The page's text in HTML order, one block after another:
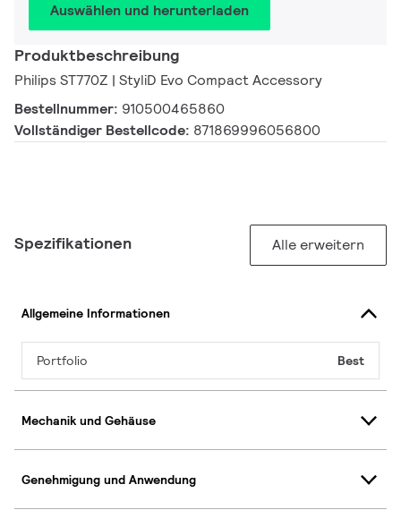
Auswählen und herunterladen
Produktbeschreibung
Philips ST770Z | StyliD Evo Compact Accessory
Bestellnummer: 910500465860
Vollständiger Bestellcode: 871869996056800
Spezifikationen Alle erweitern
Allgemeine Informationen
Portfolio Best
Mechanik und Gehäuse
Genehmigung und Anwendung